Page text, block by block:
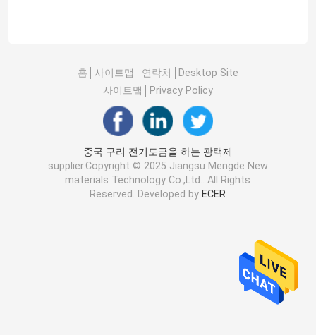
홈 사이트맵 연락처
Desktop Site
사이트맵
Privacy Policy
중국 구리 전기도금을 하는 광택제
supplier.Copyright © 2025 Jiangsu Mengde New
materials Technology Co.,Ltd.. All Rights
Reserved. Developed by ECER